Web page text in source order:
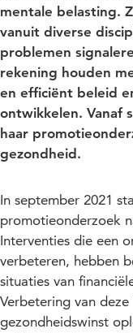
mentale belasting.
vanuit diverse
problemen
rekening houden
en efficiënt beleid
ontwikkelen. Vanaf
haar
gezondheid.
In september 2021
promotieonderzoek
Interventies die een
verbeteren, hebben
situaties van
Verbetering van
gezondheidswinst